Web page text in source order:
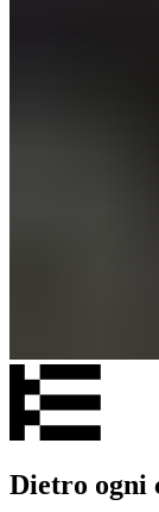
Dietro ogni